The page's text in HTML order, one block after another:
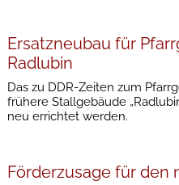
Ersatzneubau für
Radlubin
Das zu DDR-Zeiten zum
frühere Stallgebäude
neu errichtet werden.
Förderzusage für den